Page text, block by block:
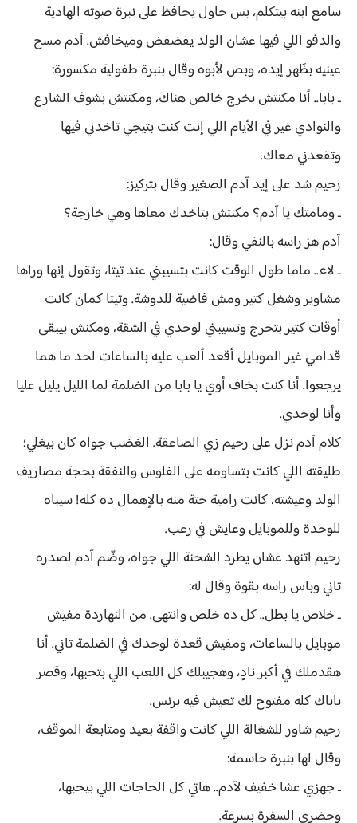
سامع ابنه بيتكلم، بس حاول يحافظ على نبرة صوته الهادية
والدفو اللي فيها عشان الولد يفضفض وميخافش. آدم مسح
عينيه بظَهر إيده، وبص لأبوه وقال بنبرة طفولية مكسورة:
ـ بابا.. أنا مكنتش بخرج خالص هناك، ومكنتش بشوف الشارع
والنوادي غير في الأيام اللي إنت كنت بتيجي تاخدني فيها
وتقعدني معاك.
رحيم شد على إيد آدم الصغير وقال بتركيز:
ـ ومامتك يا آدم؟ مكنتش بتاخدك معاها وهي خارجة؟
آدم هز راسه بالنفي وقال:
ـ لاء.. ماما طول الوقت كانت بتسيبني عند تيتا، وتقول إنها وراها
مشاوير وشغل كتير ومش فاضية للدوشة. وتيتا كمان كانت
أوقات كتير بتخرج وتسيبني لوحدي في الشقة، ومكنش بيبقى
قدامي غير الموبايل أقعد ألعب عليه بالساعات لحد ما هما
يرجعوا. أنا كنت بخاف أوي يا بابا من الضلمة لما الليل يليل عليا
وأنا لوحدي.
كلام آدم نزل على رحيم زي الصاعقة. الغضب جواه كان بيغلي؛
طليقته اللي كانت بتساومه على الفلوس والنفقة بحجة مصاريف
الولد وعيشته، كانت رامية حتة منه بالإهمال ده كله! سيباه
للوحدة وللموبايل وعايش في رعب.
رحيم اتنهد عشان يطرد الشحنة اللي جواه، وضّم آدم لصدره
تاني وباس راسه بقوة وقال له:
ـ خلاص يا بطل.. كل ده خلص وانتهى. من النهاردة مفيش
موبايل بالساعات، ومفيش قعدة لوحدك في الضلمة تاني. أنا
هقدملك في أكبر نادٍ، وهجيبلك كل اللعب اللي بتحبها، وقصر
باباك كله مفتوح لك تعيش فيه برنس.
رحيم شاور للشغالة اللي كانت واقفة بعيد ومتابعة الموقف،
وقال لها بنبرة حاسمة:
ـ جهزي عشا خفيف لآدم.. هاتي كل الحاجات اللي بيحبها،
وحضري السفرة بسرعة.